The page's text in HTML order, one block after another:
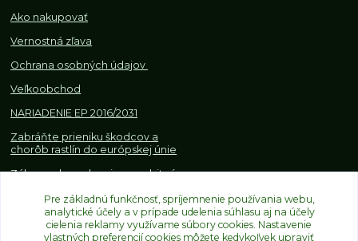
Ako nakupovať
Vernostná zľava
Ochrana osobných údajov
Veľkoobchod
NARIADENIE EP 2016/2031
Zabráňte prieniku škodcov a
chorôb rastlín do európskej únie
Zákazy, obmedzenia a osobitné
obchodovaní s rastlinami
Pre základnú funkčnosť, spríjemnenie používania webu,
analytické účely a v prípade udelenia súhlasu aj na účely
cielenia reklamy využívame súbory cookies. Nastavenie
vlastných preferencií cookies môžete kedykoľvek upraviť